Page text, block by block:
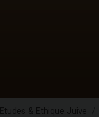
Etudes & Ethique Juive